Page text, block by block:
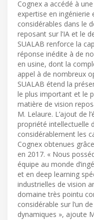
Cognex a accédé à
expertise en
considérables dans le
reposant sur l’IA et le
SUALAB renforce la
réponse inédite à de
en usine, dont la
appel à de nombreux
SUALAB étend la
le plus important et le
matière de vision
M. Lelaure. L’ajout de
propriété intellectuelle
considérablement les
Cognex obtenues
en 2017. « Nous
équipe au monde
et en deep learning
industrielles de vision
domaine très pointu
considérable sur l’un
dynamiques », ajoute